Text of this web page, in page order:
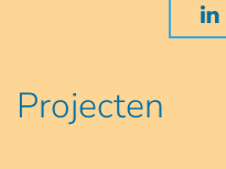
Projecten